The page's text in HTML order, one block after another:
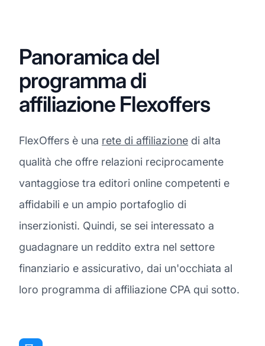
Panoramica del
programma di
affiliazione Flexoffers
FlexOffers è una rete di affiliazione di alta
qualità che offre relazioni reciprocamente
vantaggiose tra editori online competenti e
affidabili e un ampio portafoglio di
inserzionisti. Quindi, se sei interessato a
guadagnare un reddito extra nel settore
finanziario e assicurativo, dai un'occhiata al
loro programma di affiliazione CPA qui sotto.